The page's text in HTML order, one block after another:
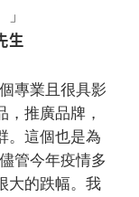
生
專業且很具影
推廣品牌，
。這個也是為
管今年疫情多
大的跌幅。我